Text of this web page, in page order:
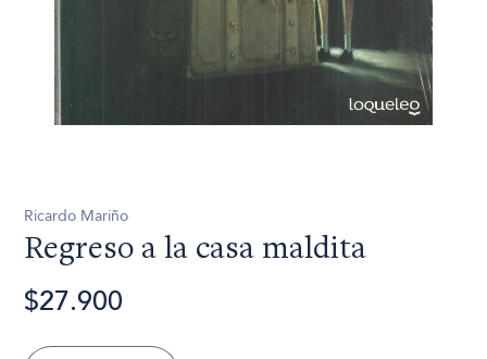
Ricardo Mariño
Regreso a la casa maldita
$27.900